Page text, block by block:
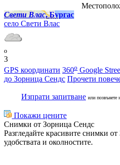
Свети Влас, Бургас
село Свети Влас
o
3
GPS координати 360o Google
до Зорница Сендс Прочети
Изпрати запитване или позвънете
Покажи цените
Снимки от Зорница Сендс
Разгледайте красивите снимки
удобствата и околностите.